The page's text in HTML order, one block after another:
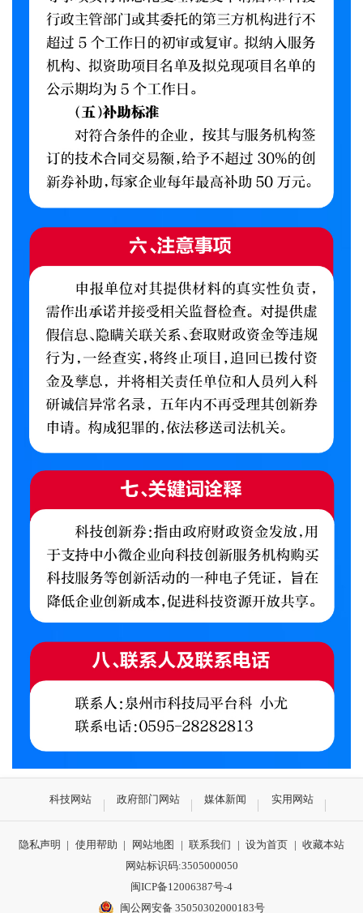
科技网站 政府部门网站 媒体新闻 实用网站
隐私声明 | 使用帮助 | 网站地图 | 联系我们 | 设为首页 | 收藏本站
网站标识码:3505000050
闽ICP备12006387号-4
闽公网安备 35050302000183号